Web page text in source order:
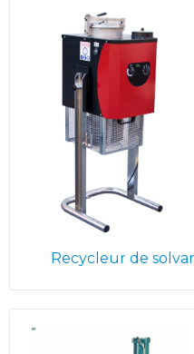
Recycleur de